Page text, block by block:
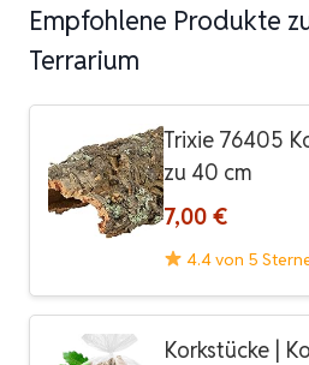
Empfohlene Produkte
Terrarium
Trixie 76405
zu 40 cm
7,00 €
4.4 von 5
Korkstücke |